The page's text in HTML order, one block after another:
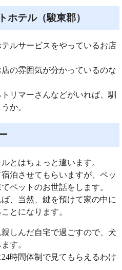
ホテル（駿東郡）
ルサービスをやっているお店
の雰囲気が分かっているのな
リマーさんなどがいれば、馴
か。
とはちょっと違います。
泊させてもらいますが、ペッ
ペットのお世話をします。
、当然、鍵を預けて家の中に
とになります。
しんだ自宅で過ごすので、犬
す。
時間体制で見てもらえるわけ